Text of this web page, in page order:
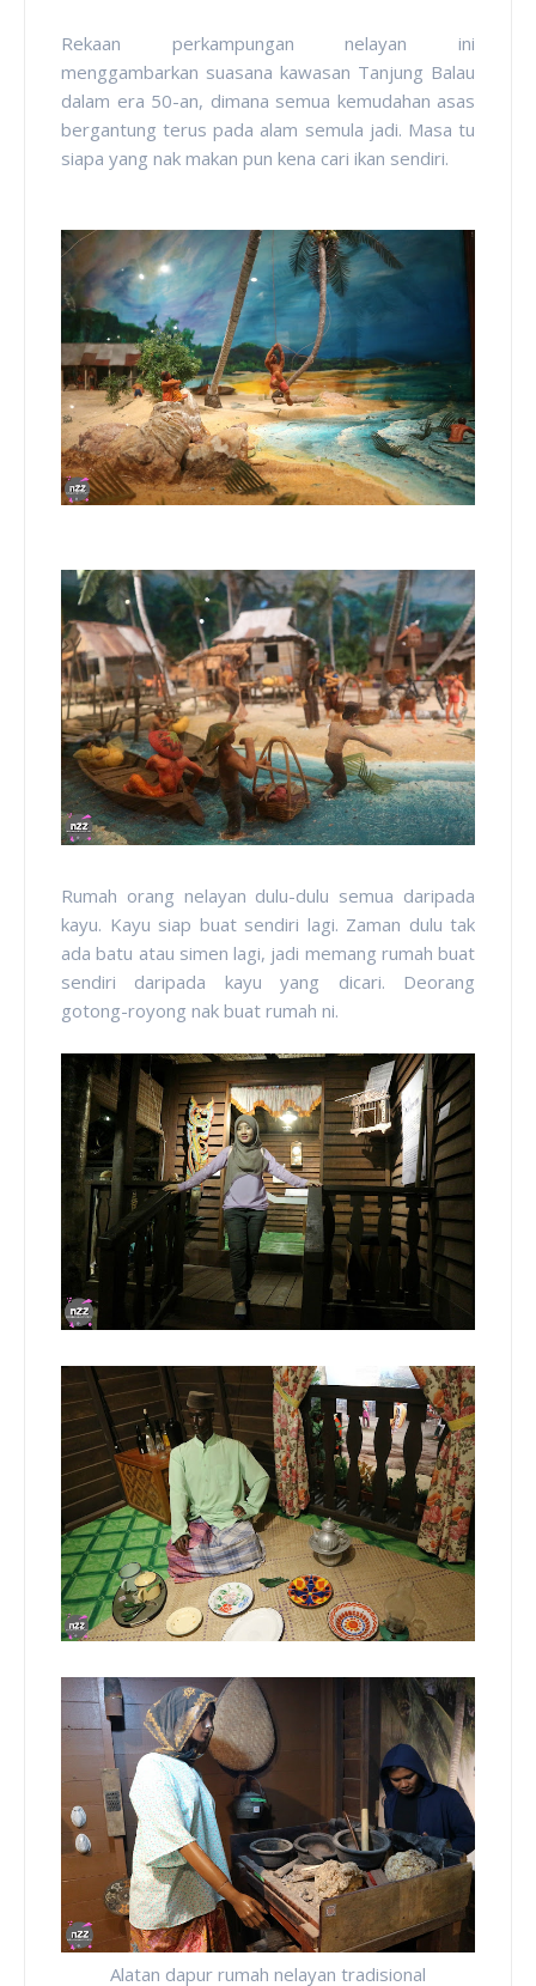
Rekaan perkampungan nelayan ini
menggambarkan suasana kawasan Tanjung Balau
dalam era 50-an, dimana semua kemudahan asas
bergantung terus pada alam semula jadi. Masa tu
siapa yang nak makan pun kena cari ikan sendiri.
Rumah orang nelayan dulu-dulu semua daripada
kayu. Kayu siap buat sendiri lagi. Zaman dulu tak
ada batu atau simen lagi, jadi memang rumah buat
sendiri daripada kayu yang dicari. Deorang
gotong-royong nak buat rumah ni.
Alatan dapur rumah nelayan tradisional